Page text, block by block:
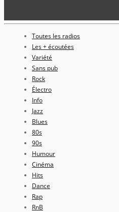
Toutes les radios
Les + écoutées
Variété
Sans pub
Rock
Électro
Info
Jazz
Blues
80s
90s
Humour
Cinéma
Hits
Dance
Rap
RnB